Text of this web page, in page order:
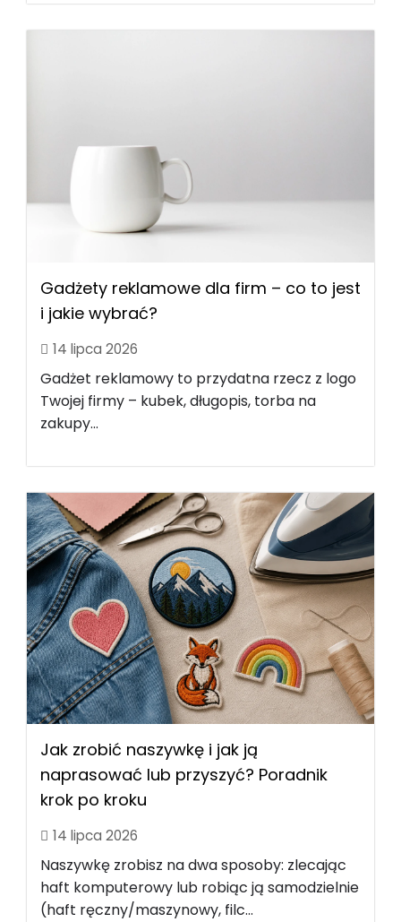
Gadżety reklamowe dla firm – co to jest
i jakie wybrać?
14 lipca 2026
Gadżet reklamowy to przydatna rzecz z logo
Twojej firmy – kubek, długopis, torba na
zakupy...
Jak zrobić naszywkę i jak ją
naprasować lub przyszyć? Poradnik
krok po kroku
14 lipca 2026
Naszywkę zrobisz na dwa sposoby: zlecając
haft komputerowy lub robiąc ją samodzielnie
(haft ręczny/maszynowy, filc...